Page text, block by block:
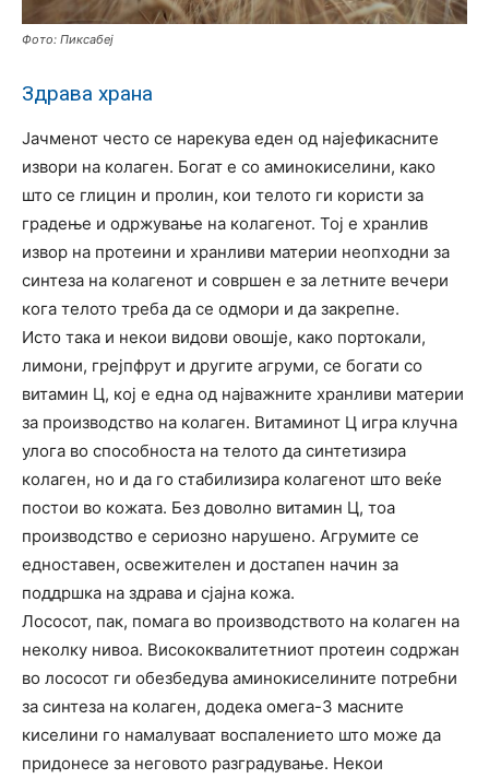
Фото: Пиксабеј
Здрава храна
Јачменот често се нарекува еден од најефикасните
извори на колаген. Богат е со аминокиселини, како
што се глицин и пролин, кои телото ги користи за
градење и одржување на колагенот. Тој е хранлив
извор на протеини и хранливи материи неопходни за
синтеза на колагенот и совршен е за летните вечери
кога телото треба да се одмори и да закрепне.
Исто така и некои видови овошје, како портокали,
лимони, грејпфрут и другите агруми, се богати со
витамин Ц, кој е една од најважните хранливи материи
за производство на колаген. Витаминот Ц игра клучна
улога во способноста на телото да синтетизира
колаген, но и да го стабилизира колагенот што веќе
постои во кожата. Без доволно витамин Ц, тоа
производство е сериозно нарушено. Агрумите се
едноставен, освежителен и достапен начин за
поддршка на здрава и сјајна кожа.
Лососот, пак, помага во производството на колаген на
неколку нивоа. Висококвалитетниот протеин содржан
во лососот ги обезбедува аминокиселините потребни
за синтеза на колаген, додека омега-3 масните
киселини го намалуваат воспалението што може да
придонесе за неговото разградување. Некои